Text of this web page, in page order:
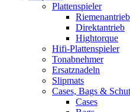
Plattenspieler
Riemenantrieb
Direktantrieb
Hightorque
Hifi-Plattenspieler
Tonabnehmer
Ersatznadeln
Slipmats
Cases, Bags &
Cases